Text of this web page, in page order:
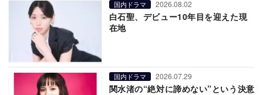
国内ドラマ 2026.08.02
白石聖、デビュー10年目を迎えた現
在地
国内ドラマ 2026.07.29
関水渚の“絶対に諦めない”という決意